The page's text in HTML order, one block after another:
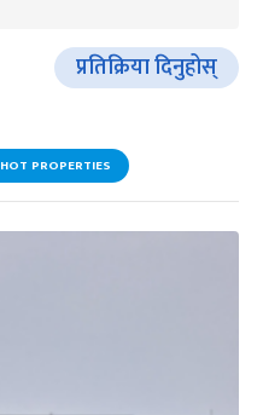
प्रतिक्रिया दिनुहोस्
HOT PROPERTIES